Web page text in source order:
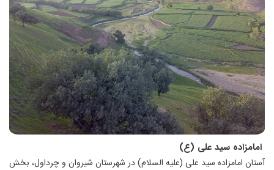
امامزاده سید علی (ع)
آستان امامزاده سيد علی (علیه السلام) در شهرستان شیروان و چرداول، بخش